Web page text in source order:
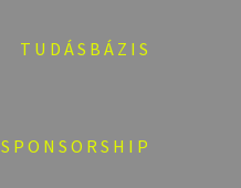
TUDÁSBÁZIS
SPONSORSHIP